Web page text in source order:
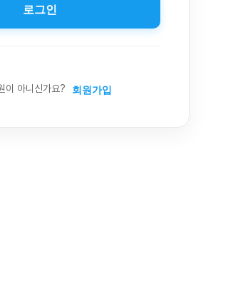
로그인
이 아니신가요? 회원가입